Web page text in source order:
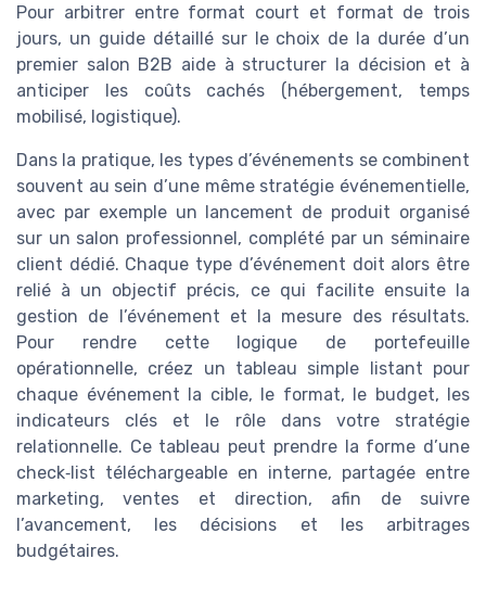
Pour arbitrer entre format court et format de trois
jours, un guide détaillé sur le choix de la durée d’un
premier salon B2B aide à structurer la décision et à
anticiper les coûts cachés (hébergement, temps
mobilisé, logistique).
Dans la pratique, les types d’événements se combinent
souvent au sein d’une même stratégie événementielle,
avec par exemple un lancement de produit organisé
sur un salon professionnel, complété par un séminaire
client dédié. Chaque type d’événement doit alors être
relié à un objectif précis, ce qui facilite ensuite la
gestion de l’événement et la mesure des résultats.
Pour rendre cette logique de portefeuille
opérationnelle, créez un tableau simple listant pour
chaque événement la cible, le format, le budget, les
indicateurs clés et le rôle dans votre stratégie
relationnelle. Ce tableau peut prendre la forme d’une
check‑list téléchargeable en interne, partagée entre
marketing, ventes et direction, afin de suivre
l’avancement, les décisions et les arbitrages
budgétaires.